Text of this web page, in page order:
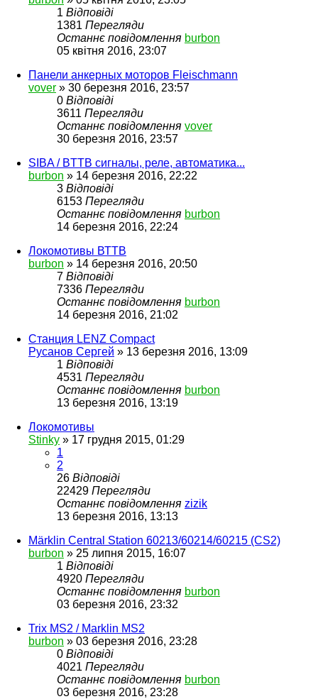
1 Відповіді
1381 Перегляди
Останнє повідомлення burbon
05 квітня 2016, 23:07
Панели анкерных моторов Fleischmann
vover » 30 березня 2016, 23:57
0 Відповіді
3611 Перегляди
Останнє повідомлення vover
30 березня 2016, 23:57
SIBA / BTTB сигналы, реле, автоматика...
burbon » 14 березня 2016, 22:22
3 Відповіді
6153 Перегляди
Останнє повідомлення burbon
14 березня 2016, 22:24
Локомотивы ВТТВ
burbon » 14 березня 2016, 20:50
7 Відповіді
7336 Перегляди
Останнє повідомлення burbon
14 березня 2016, 21:02
Станция LENZ Compact
Русанов Сергей » 13 березня 2016, 13:09
1 Відповіді
4531 Перегляди
Останнє повідомлення burbon
13 березня 2016, 13:19
Локомотивы
Stinky » 17 грудня 2015, 01:29
1
2
26 Відповіді
22429 Перегляди
Останнє повідомлення zizik
13 березня 2016, 13:13
Märklin Central Station 60213/60214/60215 (CS2)
burbon » 25 липня 2015, 16:07
1 Відповіді
4920 Перегляди
Останнє повідомлення burbon
03 березня 2016, 23:32
Trix MS2 / Marklin MS2
burbon » 03 березня 2016, 23:28
0 Відповіді
4021 Перегляди
Останнє повідомлення burbon
03 березня 2016, 23:28